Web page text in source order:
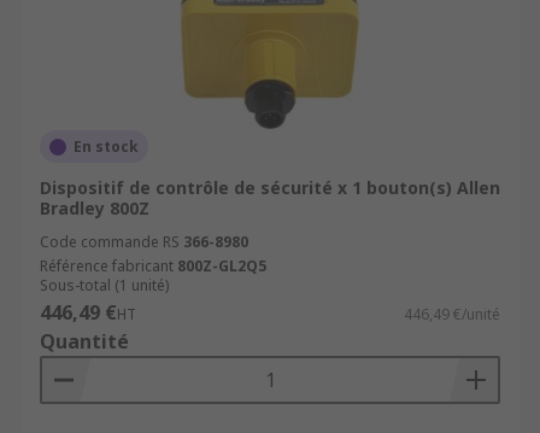
En stock
Dispositif de contrôle de sécurité x 1 bouton(s) Allen
Bradley 800Z
Code commande RS 366-8980
Référence fabricant 800Z-GL2Q5
Sous-total (1 unité)
446,49 €HT 446,49 €/unité
Quantité